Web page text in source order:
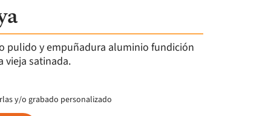
pulido y empuñadura aluminio fundición
vieja satinada.
y/o grabado personalizado